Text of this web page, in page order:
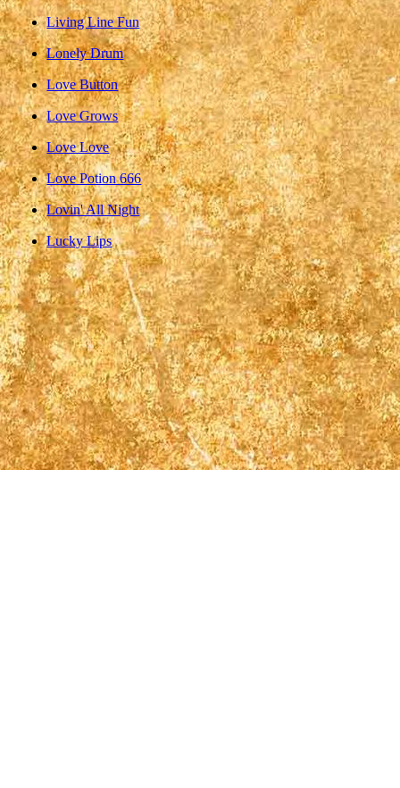
Living Line Fun
Lonely Drum
Love Button
Love Grows
Love Love
Love Potion 666
Lovin' All Night
Lucky Lips